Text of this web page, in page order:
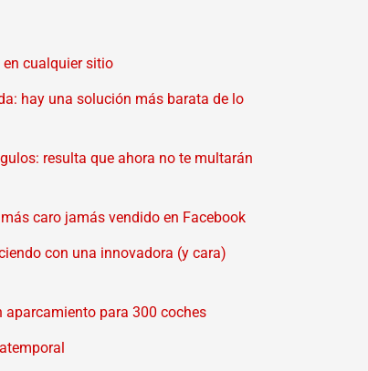
cualquier sitio
hay una solución más barata de lo
resulta que ahora no te multarán
caro jamás vendido en Facebook
con una innovadora (y cara)
aparcamiento para 300 coches